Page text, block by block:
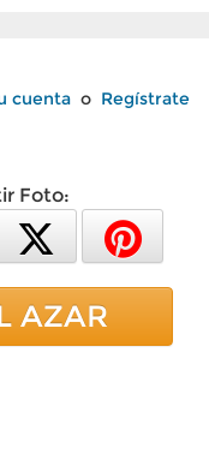
cuenta o Regístrate
Foto:
AZAR